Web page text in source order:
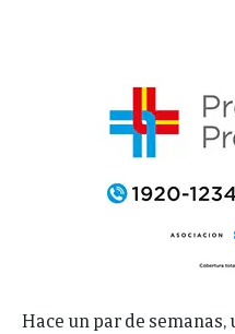
Hace un par de semanas,